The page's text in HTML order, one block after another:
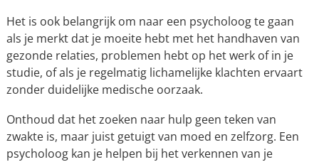
Het is ook belangrijk om naar een psycholoog te gaan
als je merkt dat je moeite hebt met het handhaven van
gezonde relaties, problemen hebt op het werk of in je
studie, of als je regelmatig lichamelijke klachten ervaart
zonder duidelijke medische oorzaak.
Onthoud dat het zoeken naar hulp geen teken van
zwakte is, maar juist getuigt van moed en zelfzorg. Een
psycholoog kan je helpen bij het verkennen van je